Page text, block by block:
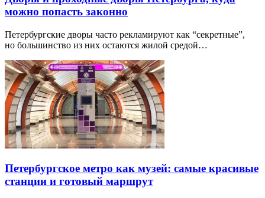
можно попасть законно
Петербургские дворы часто рекламируют как “секретные”,
но большинство из них остаются жилой средой…
Петербургское метро как музей: самые красивые
станции и готовый маршрут